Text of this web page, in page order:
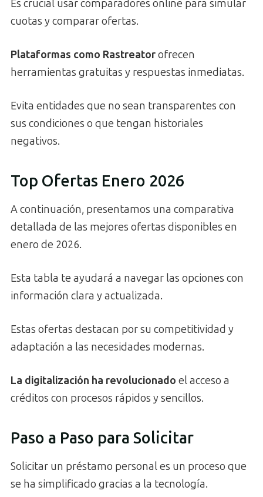
Es crucial usar comparadores online para simular
cuotas y comparar ofertas.
Plataformas como Rastreatorofrecen
herramientas gratuitas y respuestas inmediatas.
Evita entidades que no sean transparentes con
sus condiciones o que tengan historiales
negativos.
Top Ofertas Enero 2026
A continuación, presentamos una comparativa
detallada de las mejores ofertas disponibles en
enero de 2026.
Esta tabla te ayudará a navegar las opciones con
información clara y actualizada.
Estas ofertas destacan por su competitividad y
adaptación a las necesidades modernas.
La digitalización ha revolucionado el acceso a
créditos con procesos rápidos y sencillos.
Paso a Paso para Solicitar
Solicitar un préstamo personal es un proceso que
se ha simplificado gracias a la tecnología.